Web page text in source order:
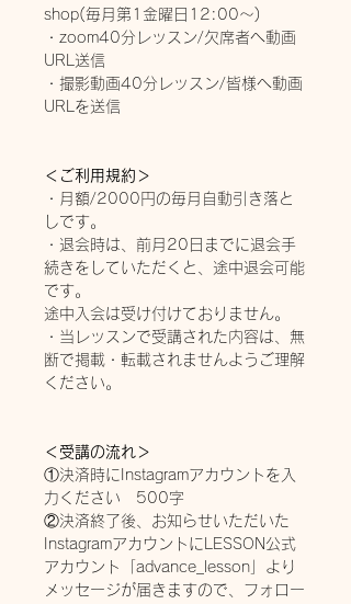
shop(毎月第1金曜日12:00～)
・zoom40分レッスン/欠席者へ動画
URL送信
・撮影動画40分レッスン/皆様へ動画
URLを送信
＜ご利用規約＞
・月額/2000円の毎月自動引き落と
しです。
・退会時は、前月20日までに退会手
続きをしていただくと、途中退会可能
です。
途中入会は受け付けておりません。
・当レッスンで受講された内容は、無
断で掲載・転載されませんようご理解
ください。
＜受講の流れ＞
①決済時にInstagramアカウントを入
力ください 500字
②決済終了後、お知らせいただいた
InstagramアカウントにLESSON公式
アカウント「advance_lesson」より
メッセージが届きますので、フォロー